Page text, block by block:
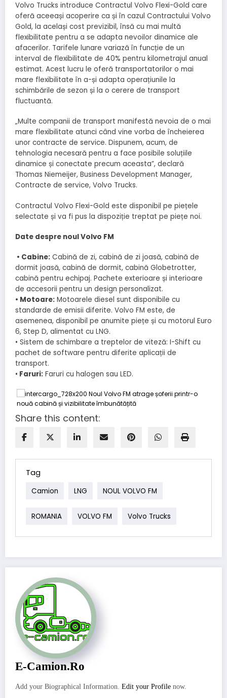
Volvo Trucks introduce Contractul Volvo Flexi-Gold care
oferă aceeași acoperire ca și în cazul Contractului Volvo
Gold, la același cost previzibil, însă cu mai multă
flexibilitate pentru a se adapta nevoilor dinamice ale
afacerilor. Tarifele lunare variază în funcție de un
interval de flexibilitate de 40% pentru kilometrajul anual
estimat. Acest lucru le oferă transportatorilor o mai
mare flexibilitate în a-și adapta operațiunile la
schimbările de sezon și la o cerere de transport
fluctuantă.
„Multe companii de transport manifestă nevoia de o mai
mare flexibilitate atunci când vine vorba de încheierea
unor contracte de service. Dispunem, acum, de
tehnologia necesară pentru a face posibile soluțiile
dinamice și conectate precum aceasta”, declară
Thomas Niemeijer, Business Development Manager,
Contracte de service, Volvo Trucks.
Contractul Volvo Flexi-Gold este disponibil pe piețele
selectate și va fi pus la dispoziție treptat pe piețe noi.
Date despre noul Volvo FM
• Cabine: Cabină de zi, cabină de zi joasă, cabină de
dormit joasă, cabină de dormit, cabină Globetrotter,
cabină pentru echipaj. Pachete exterioare și interioare
de accesorii pentru un design personalizat.
• Motoare: Motoarele diesel sunt disponibile cu
standarde de emisii diferite. Volvo FM este, de
asemenea, disponibil pe anumite piețe și cu motorul Euro
6, Step D, alimentat cu LNG.
• Sistem de schimbare a treptelor de viteză: I-Shift cu
pachet de software pentru diferite aplicații de
transport.
• Faruri: Faruri cu halogen sau LED.
Share this content:
Tag
Camion LNG NOUL VOLVO FM
ROMANIA VOLVO FM Volvo Trucks
E-Camion.ro
Add your Biographical Information. Edit your Profile now.